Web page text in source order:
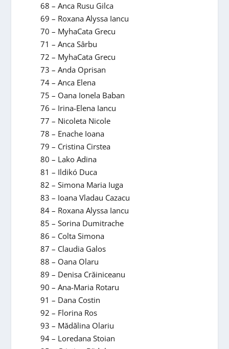
68 – Anca Rusu Gilca
69 – Roxana Alyssa Iancu
70 – MyhaCata Grecu
71 – Anca Sârbu
72 – MyhaCata Grecu
73 – Anda Oprisan
74 – Anca Elena
75 – Oana Ionela Baban
76 – Irina-Elena Iancu
77 – Nicoleta Nicole
78 – Enache Ioana
79 – Cristina Cirstea
80 – Lako Adina
81 – Ildikó Duca
82 – Simona Maria Iuga
83 – Ioana Vladau Cazacu
84 – Roxana Alyssa Iancu
85 – Sorina Dumitrache
86 – Colta Simona
87 – Claudia Galos
88 – Oana Olaru
89 – Denisa Crăiniceanu
90 – Ana-Maria Rotaru
91 – Dana Costin
92 – Florina Ros
93 – Mădălina Olariu
94 – Loredana Stoian